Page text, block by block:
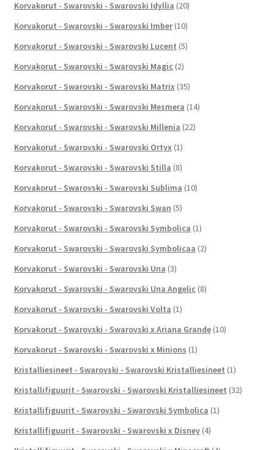
Korvakorut - Swarovski - Swarovski Idyllia (20)
Korvakorut - Swarovski - Swarovski Imber (10)
Korvakorut - Swarovski - Swarovski Lucent (5)
Korvakorut - Swarovski - Swarovski Magic (2)
Korvakorut - Swarovski - Swarovski Matrix (35)
Korvakorut - Swarovski - Swarovski Mesmera (14)
Korvakorut - Swarovski - Swarovski Millenia (22)
Korvakorut - Swarovski - Swarovski Ortyx (1)
Korvakorut - Swarovski - Swarovski Stilla (8)
Korvakorut - Swarovski - Swarovski Sublima (10)
Korvakorut - Swarovski - Swarovski Swan (5)
Korvakorut - Swarovski - Swarovski Symbolica (1)
Korvakorut - Swarovski - Swarovski Symbolicaa (2)
Korvakorut - Swarovski - Swarovski Una (3)
Korvakorut - Swarovski - Swarovski Una Angelic (8)
Korvakorut - Swarovski - Swarovski Volta (1)
Korvakorut - Swarovski - Swarovski x Ariana Grande (10)
Korvakorut - Swarovski - Swarovski x Minions (1)
Kristalliesineet - Swarovski - Swarovski Kristalliesineet (1)
Kristallifiguurit - Swarovski - Swarovski Kristalliesineet (32)
Kristallifiguurit - Swarovski - Swarovski Symbolica (1)
Kristallifiguurit - Swarovski - Swarovski x Disney (4)